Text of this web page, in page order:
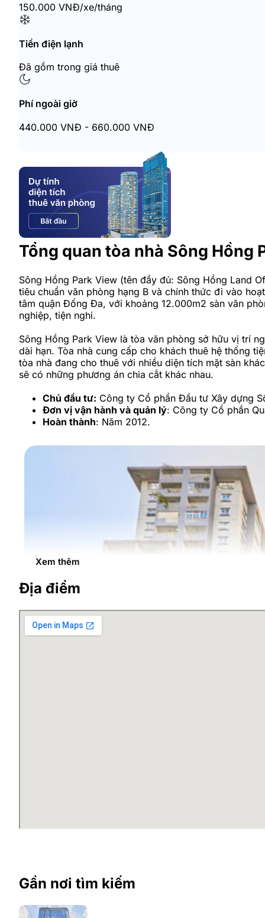
150.000 VNĐ/xe/tháng
Tiền điện lạnh
Đã gồm trong giá thuê
Phí ngoài giờ
440.000 VNĐ - 660.000 VNĐ
Tổng quan tòa nhà Sông Hồng
Sông Hồng Park View (tên đầy đủ: Sông Hồng Land
tiêu chuẩn văn phòng hạng B và chính thức đi vào
tâm quận Đống Đa, với khoảng 12.000m2 sàn văn
nghiệp, tiện nghi.
Sông Hồng Park View là tòa văn phòng sở hữu vị trí
dài hạn. Tòa nhà cung cấp cho khách thuê hệ thống
tòa nhà đang cho thuê với nhiều diện tích mặt sàn
sẽ có những phương án chia cắt khác nhau.
Chủ đầu tư: Công ty Cổ phần Đầu tư Xây dựng
Đơn vị vận hành và quản lý: Công ty Cổ phần
Hoàn thành: Năm 2012.
Xem thêm
Địa điểm
Gần nơi tìm kiếm